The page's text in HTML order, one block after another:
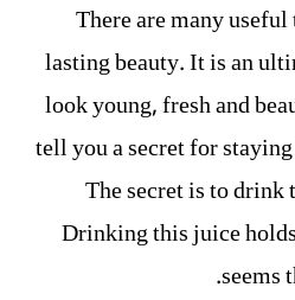
There are many
lasting beauty. It is an
look young, fresh and
tell you a secret for
The secret is to
Drinking this juice
seems